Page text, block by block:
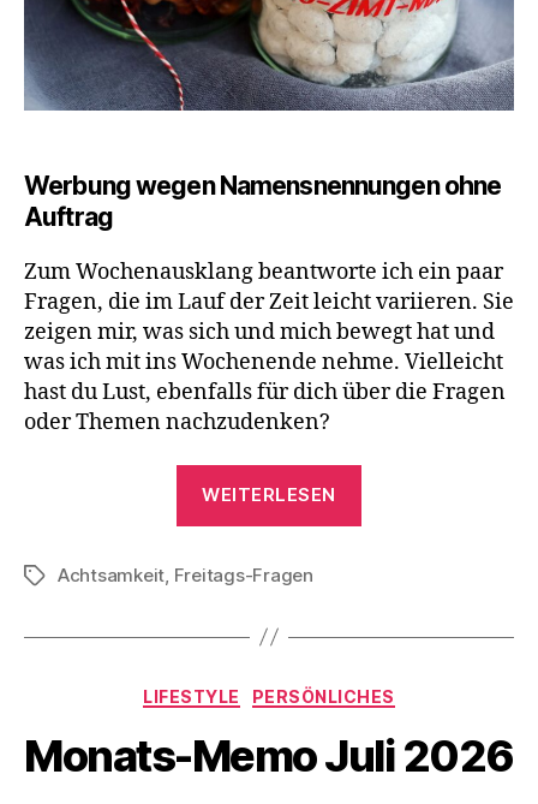
Werbung wegen Namensnennungen ohne
Auftrag
Zum Wochenausklang beantworte ich ein paar
Fragen, die im Lauf der Zeit leicht variieren. Sie
zeigen mir, was sich und mich bewegt hat und
was ich mit ins Wochenende nehme. Vielleicht
hast du Lust, ebenfalls für dich über die Fragen
oder Themen nachzudenken?
WEITERLESEN
Schlagwörter
Achtsamkeit Freitags-Fragen
Kategorien
LIFESTYLE PERSÖNLICHES
Monats-Memo Juli 2026